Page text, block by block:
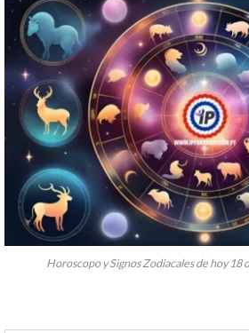
Horoscopo y Signos Zodiacales de hoy 18